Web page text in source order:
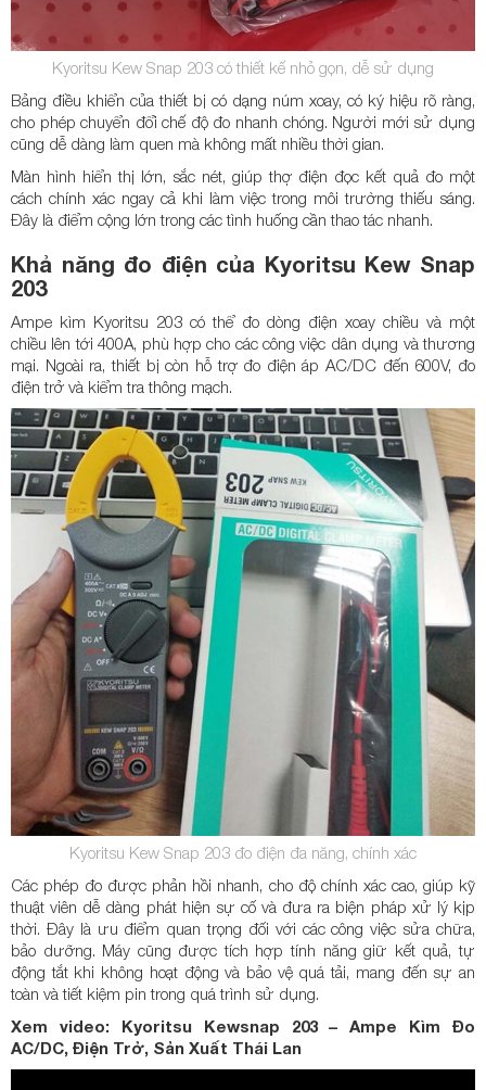
Kyoritsu Kew Snap 203 có thiết kế nhỏ gọn, dễ sử dụng
Bảng điều khiển của thiết bị có dạng núm xoay, có ký hiệu rõ ràng,
cho phép chuyển đổi chế độ đo nhanh chóng. Người mới sử dụng
cũng dễ dàng làm quen mà không mất nhiều thời gian.
Màn hình hiển thị lớn, sắc nét, giúp thợ điện đọc kết quả đo một
cách chính xác ngay cả khi làm việc trong môi trường thiếu sáng.
Đây là điểm cộng lớn trong các tình huống cần thao tác nhanh.
Khả năng đo điện của Kyoritsu Kew Snap
203
Ampe kìm Kyoritsu 203 có thể đo dòng điện xoay chiều và một
chiều lên tới 400A, phù hợp cho các công việc dân dụng và thương
mại. Ngoài ra, thiết bị còn hỗ trợ đo điện áp AC/DC đến 600V, đo
điện trở và kiểm tra thông mạch.
Kyoritsu Kew Snap 203 đo điện đa năng, chính xác
Các phép đo được phản hồi nhanh, cho độ chính xác cao, giúp kỹ
thuật viên dễ dàng phát hiện sự cố và đưa ra biện pháp xử lý kịp
thời. Đây là ưu điểm quan trọng đối với các công việc sửa chữa,
bảo dưỡng. Máy cũng được tích hợp tính năng giữ kết quả, tự
động tắt khi không hoạt động và bảo vệ quá tải, mang đến sự an
toàn và tiết kiệm pin trong quá trình sử dụng.
Xem video: Kyoritsu Kewsnap 203 – Ampe Kìm Đo
AC/DC, Điện Trở, Sản Xuất Thái Lan